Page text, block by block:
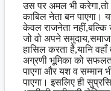
उस पर अमल भी
काबिल नेता बन पाएगा।
केवल राजनेता
जो वो अपने
हासिल करता है,यानि
अग्रणी भूमिका को
पाएगा और यश व सम्मान
पाएगा। इसलिए ही